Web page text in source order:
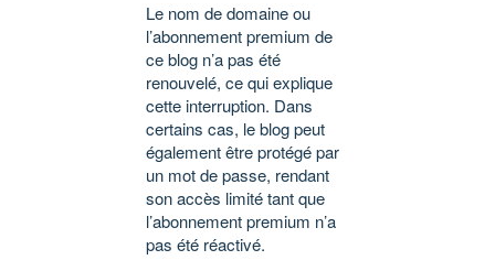
Le nom de domaine ou
l’abonnement premium de
ce blog n’a pas été
renouvelé, ce qui explique
cette interruption. Dans
certains cas, le blog peut
également être protégé par
un mot de passe, rendant
son accès limité tant que
l’abonnement premium n’a
pas été réactivé.